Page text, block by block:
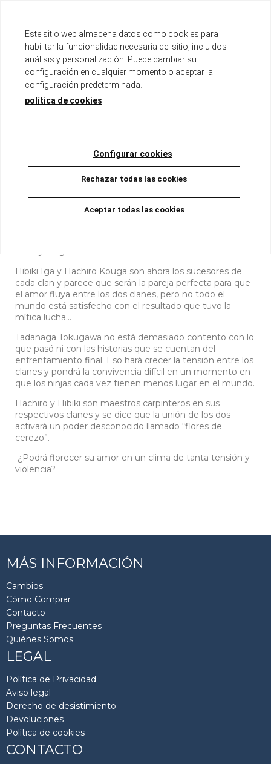
Disponible
9,00 € 8,55 € 5%
Descripción
Han pasado 10 años desde que la guerra entre los clanes
Hibiki Iga y Hachiro Kouga son ahora los sucesores de
cada clan y parece que serán la pareja perfecta para que
el amor fluya entre los dos clanes, pero no todo el
mundo está satisfecho con el resultado que tuvo la
mítica lucha…
Tadanaga Tokugawa no está demasiado contento con lo
que pasó ni con las historias que se cuentan del
enfrentamiento final. Eso hará crecer la tensión entre los
clanes y pondrá la convivencia difícil en un momento en
que los ninjas cada vez tienen menos lugar en el mundo.
Hachiro y Hibiki son maestros carpinteros en sus
respectivos clanes y se dice que la unión de los dos
activará un poder desconocido llamado “flores de
cerezo”.
¿Podrá florecer su amor en un clima de tanta tensión y
violencia?
MÁS INFORMACIÓN
Cambios
Cómo Comprar
Contacto
Preguntas Frecuentes
Quiénes Somos
LEGAL
Política de Privacidad
Aviso legal
Derecho de desistimiento
Devoluciones
Polìtica de cookies
CONTACTO
Este sitio web almacena datos como cookies para
habilitar la funcionalidad necesaria del sitio, incluidos
análisis y personalización. Puede cambiar su
configuración en cualquier momento o aceptar la
configuración predeterminada.
política de cookies
Configurar cookies
Rechazar todas las cookies
Aceptar todas las cookies